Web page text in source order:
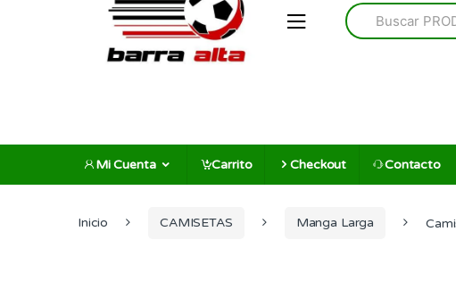
Search
for:
Mi Cuenta Carrito Checkout Contacto
Inicio CAMISETAS Manga Larga